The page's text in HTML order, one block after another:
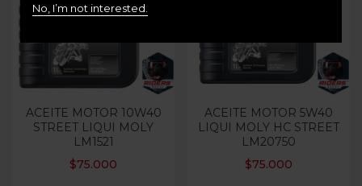
ACEITE MOTOR 10W40
STREET LIQUI MOLY
LM1521
$75.000
ACEITE MOTOR 5W40
LIQUI MOLY HC STREET
LM20750
$75.000
No, I’m not interested.